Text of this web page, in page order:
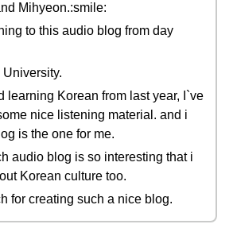
Mihyeon.:smile:
to this audio blog from day
University.
learning Korean from last year, I`ve
nice listening material. and i
is the one for me.
audio blog is so interesting that i
Korean culture too.
for creating such a nice blog.